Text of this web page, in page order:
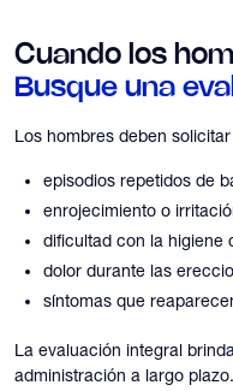
Cuando los
Busque una
Los hombres deben
episodios repetidos de
enrojecimiento o
dificultad con la higiene
dolor durante las
síntomas que
La evaluación integral
administración a largo plazo.